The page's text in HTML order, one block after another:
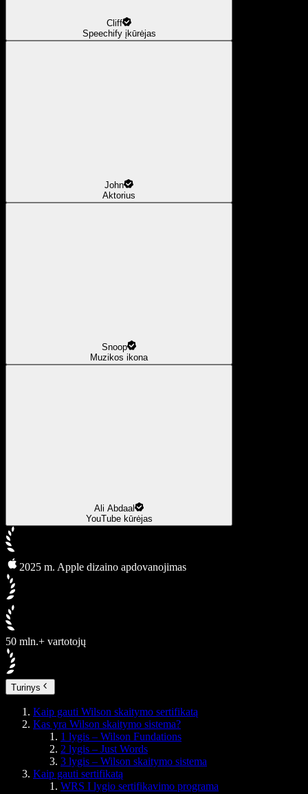
Cliff
Speechify įkūrėjas
John
Aktorius
Snoop
Muzikos ikona
Ali Abdaal
YouTube kūrėjas
2025 m. Apple dizaino apdovanojimas
50 mln.+ vartotojų
Turinys
Kaip gauti Wilson skaitymo sertifikatą
Kas yra Wilson skaitymo sistema?
1 lygis – Wilson Fundations
2 lygis – Just Words
3 lygis – Wilson skaitymo sistema
Kaip gauti sertifikatą
WRS I lygio sertifikavimo programa